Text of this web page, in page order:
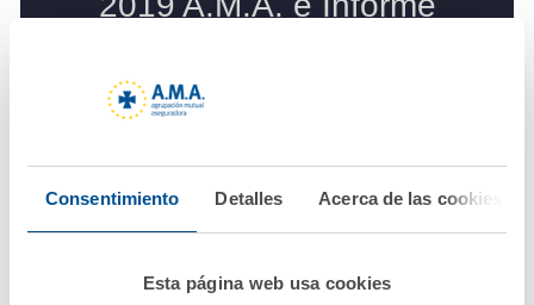
Consentimiento Detalles Acerca de las cookies
Esta página web usa cookies